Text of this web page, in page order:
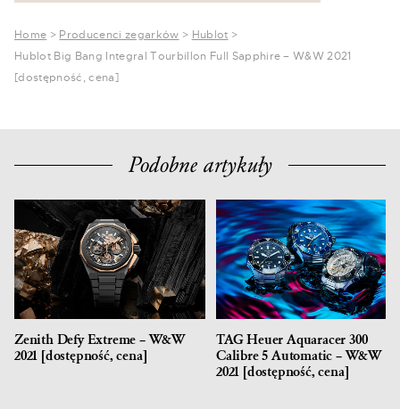
Home > Producenci zegarków > Hublot >
Hublot Big Bang Integral Tourbillon Full Sapphire – W&W 2021
[dostępność, cena]
Podobne artykuły
Zenith Defy Extreme – W&W
2021 [dostępność, cena]
TAG Heuer Aquaracer 300
Calibre 5 Automatic – W&W
2021 [dostępność, cena]